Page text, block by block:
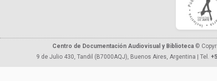
Centro de Documentación Audiovisual y Biblioteca ©
9 de Julio 430, Tandil (B7000AQJ), Buenos Aires, Argentina | Tel.